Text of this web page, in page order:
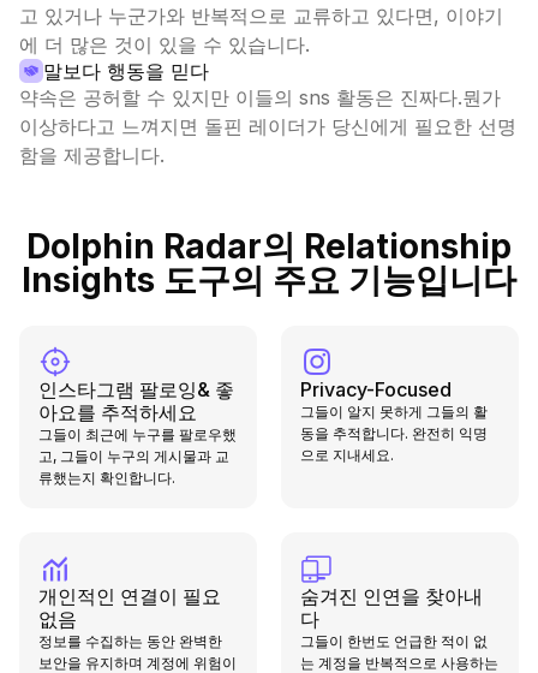
고 있거나 누군가와 반복적으로 교류하고 있다면, 이야기
에 더 많은 것이 있을 수 있습니다.
말보다 행동을 믿다
약속은 공허할 수 있지만 이들의 sns 활동은 진짜다.뭔가
이상하다고 느껴지면 돌핀 레이더가 당신에게 필요한 선명
함을 제공합니다.
Dolphin Radar의 Relationship
Insights 도구의 주요 기능입니다
인스타그램 팔로잉& 좋
아요를 추적하세요
그들이 최근에 누구를 팔로우했
고, 그들이 누구의 게시물과 교
류했는지 확인합니다.
Privacy-Focused
그들이 알지 못하게 그들의 활
동을 추적합니다. 완전히 익명
으로 지내세요.
개인적인 연결이 필요
없음
정보를 수집하는 동안 완벽한
보안을 유지하며 계정에 위험이
숨겨진 인연을 찾아내
다
그들이 한번도 언급한 적이 없
는 계정을 반복적으로 사용하는